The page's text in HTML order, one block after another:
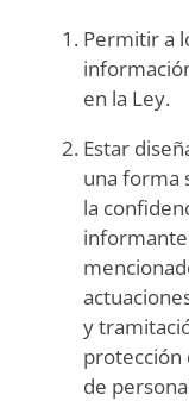
Permitir a
en la Ley.
Estar
una forma
la
y
protección
de